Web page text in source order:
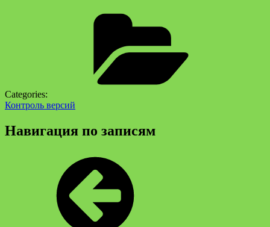
Categories:
Контроль версий
Навигация по записям